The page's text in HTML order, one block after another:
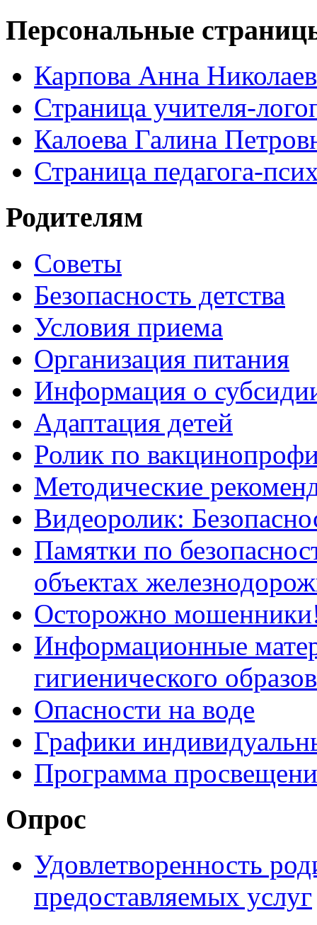
Персональные
Карпова Анна
Страница учителя-
Калоева Галина
Страница педагога-
Родителям
Советы
Безопасность детства
Условия приема
Организация питания
Информация о
Адаптация детей
Ролик по
Методические
Видеоролик:
Памятки по
объектах
Осторожно
Информационные
гигиенического
Опасности на воде
Графики
Программа
Опрос
Удовлетворенность
предоставляемых услуг